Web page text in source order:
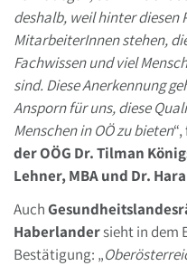
deshalb, weil hinter diesen
MitarbeiterInnen stehen,
Fachwissen und viel
sind. Diese Anerkennung
Ansporn für uns, diese
Menschen in OÖ zu bieten
der OÖG Dr. Tilman
Lehner, MBA und Dr.
Auch
Haberlandersieht in dem
Bestätigung: „